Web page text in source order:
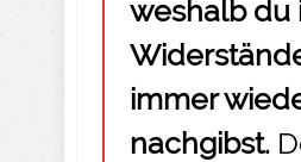
weshalb du
immer
nachgibst.